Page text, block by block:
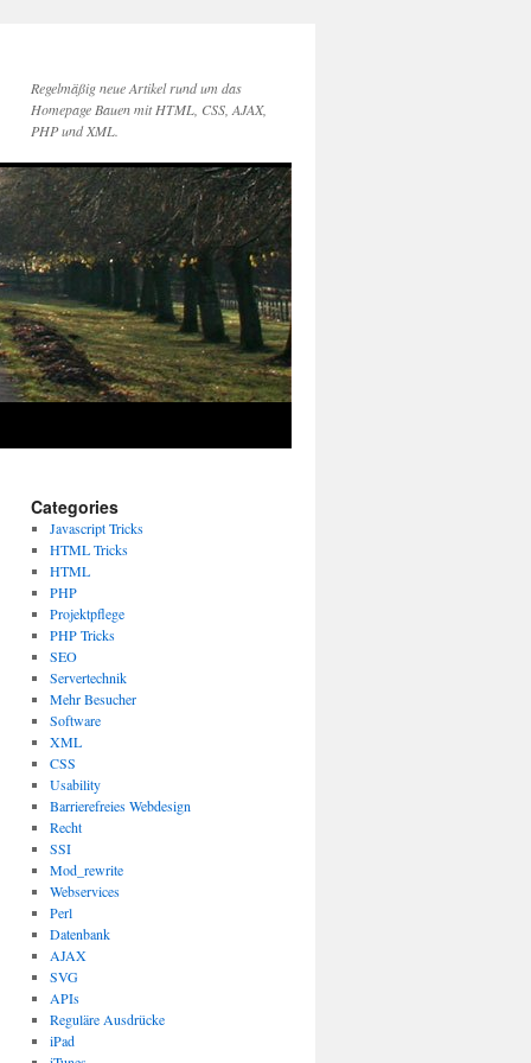
Regelmäßig neue Artikel rund um das
Homepage Bauen mit HTML, CSS, AJAX,
PHP und XML.
Categories
Javascript Tricks
HTML Tricks
HTML
PHP
Projektpflege
PHP Tricks
SEO
Servertechnik
Mehr Besucher
Software
XML
CSS
Usability
Barrierefreies Webdesign
Recht
SSI
Mod_rewrite
Webservices
Perl
Datenbank
AJAX
SVG
APIs
Reguläre Ausdrücke
iPad